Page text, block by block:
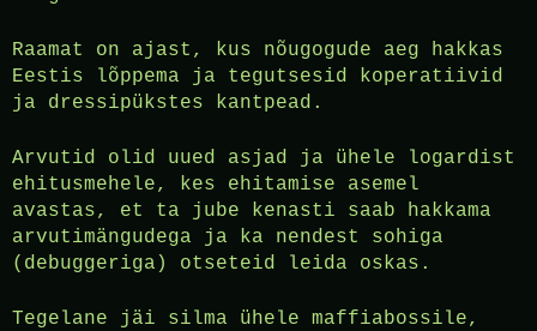
Raamat on ajast, kus nõugogude aeg hakkas
Eestis lõppema ja tegutsesid koperatiivid
ja dressipükstes kantpead.
Arvutid olid uued asjad ja ühele logardist
ehitusmehele, kes ehitamise asemel
avastas, et ta jube kenasti saab hakkama
arvutimängudega ja ka nendest sohiga
(debuggeriga) otseteid leida oskas.
Tegelane jäi silma ühele maffiabossile,